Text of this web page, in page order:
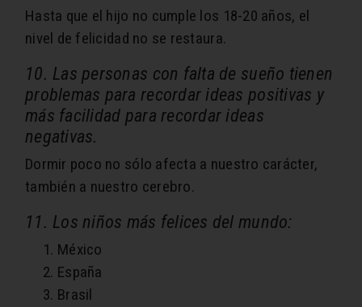
Hasta que el hijo no cumple los 18-20 años, el
nivel de felicidad no se restaura.
10. Las personas con falta de sueño tienen
problemas para recordar ideas positivas y
más facilidad para recordar ideas
negativas.
Dormir poco no sólo afecta a nuestro carácter,
también a nuestro cerebro.
11. Los niños más felices del mundo:
México
España
Brasil